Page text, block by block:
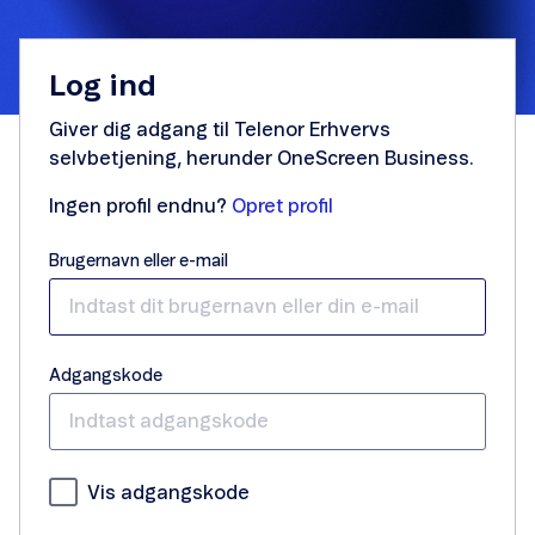
Log ind
Giver dig adgang til Telenor Erhvervs
selvbetjening, herunder OneScreen Business.
Ingen profil endnu? Opret profil
Brugernavn eller e-mail
Adgangskode
Vis adgangskode